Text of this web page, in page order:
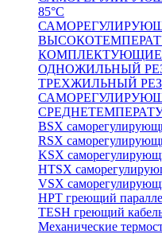
85°С
ОДНОЖИЛЬНЫЙ
ТРЕХЖИЛЬНЫЙ
BSX
RSX
KSX
HTSX
VSX
НРТ греющий
TESH греющий
Механические